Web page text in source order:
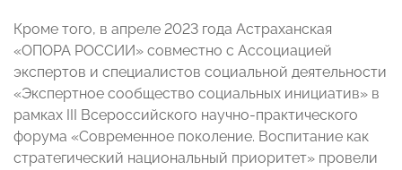
Кроме того, в апреле 2023 года Астраханская
«ОПОРА РОССИИ» совместно с Ассоциацией
экспертов и специалистов социальной деятельности
«Экспертное сообщество социальных инициатив» в
рамках III Всероссийского научно-практического
форума «Современное поколение. Воспитание как
стратегический национальный приоритет» провели